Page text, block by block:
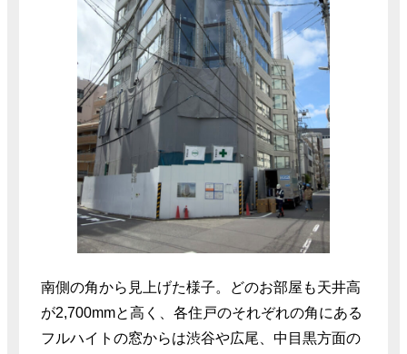
南側の角から見上げた様子。どのお部屋も天井高
が2,700mmと高く、各住戸のそれぞれの角にある
フルハイトの窓からは渋谷や広尾、中目黒方面の